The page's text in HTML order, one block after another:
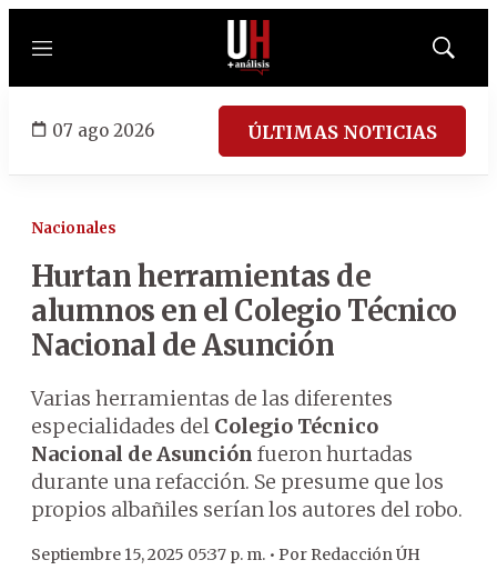
Menú
Mostrar
07 ago 2026 ÚLTIMAS NOTICIAS
Nacionales
Hurtan herramientas de
alumnos en el Colegio Técnico
Nacional de Asunción
Varias herramientas de las diferentes
especialidades del Colegio Técnico
Nacional de Asunción fueron hurtadas
durante una refacción. Se presume que los
propios albañiles serían los autores del robo.
Septiembre 15, 2025 05:37 p. m. • Por Redacción ÚH